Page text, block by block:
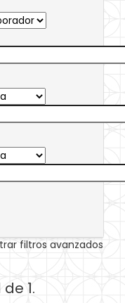
filtros avanzados
1.